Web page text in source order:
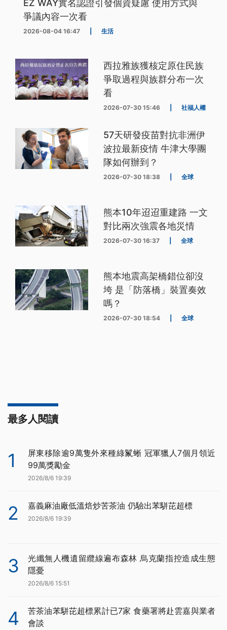
EZ WAY實名認證引發個資疑慮 使用方式與
爭議內容一次看
2026-08-04 16:47 生活
西拉雅族獲核定原住民族
爭取過程與族群分布一次
看
2026-07-30 15:46 社福人權
57天研發疫苗對抗非洲伊
波拉最新疫情 牛津大學團
隊如何辦到？
2026-07-30 18:38 全球
熊本10年迢迢重建路 一文
對比兩次強震各地災情
2026-07-30 16:37 全球
熊本地震高架橋錯位卻沒
垮 是「防落橋」裝置奏效
嗎？
2026-07-30 18:54 全球
最多人閱讀
1
屏東移除逾9萬隻外來種綠鬣蜥 冠軍獵人7個月領近
99萬獎勵金
2026/8/6 19:39
2 嘉義麻油廠低溫焙炒苦茶油 仍驗出苯駢芘超標
2026/8/6 19:39
3
光纖無人機遺留纜線遍布森林 烏克蘭指控造成生態
隱憂
2026/8/6 15:51
4
苦茶油苯駢芘超標累計已7家 食藥署將赴雲嘉與業者
會談